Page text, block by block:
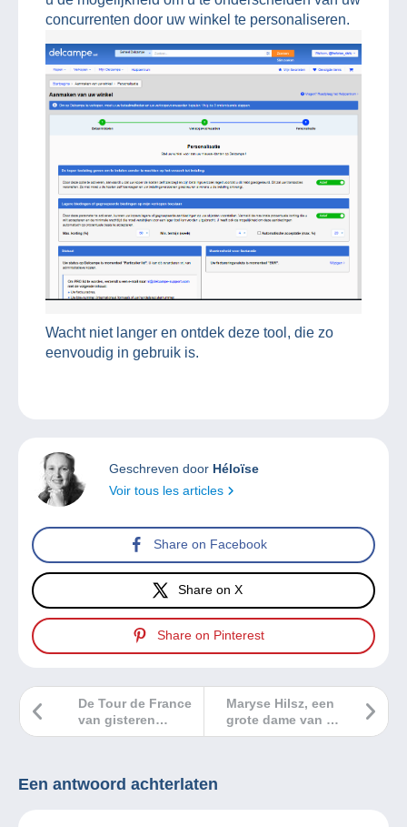
concurrenten door uw winkel te personaliseren.
Wacht niet langer en ontdek deze tool, die zo
eenvoudig in gebruik is.
Geschreven door Héloïse
Voir tous les articles
Share on Facebook
Share on X
Share on Pinterest
Maryse Hilsz, een
grote dame van de
aerofilatelie
De Tour de France
van gisteren…
Een antwoord achterlaten